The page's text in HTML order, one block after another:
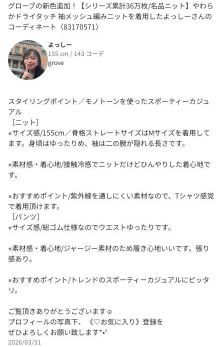
グローブの新色追加！【シリーズ累計36万枚/名品ニット】やわら
かドライタッチ 袖メッシュ編みニットを着用したよっしーさんの
コーディネート（83170571）
よっしー
155 cm / 143 コーデ
grove
スタイリングポイント／モノトーンを使ったスポーティーカジュ
アル
［ニット］
⭐︎サイズ感/155cm／骨格ストレートサイズはMサイズを着用して
ます。身頃はゆったりめ、袖は二の腕が隠れる長さです。
⭐︎素材感・着心地/接触冷感でニットだけどひんやりした着心地で
す。
⭐︎おすすめポイント/紫外線を通しにくい素材なので、Tシャツ感覚
で着用頂けます。
［パンツ］
⭐︎サイズ感/総ゴム仕様なのでウエストゆったりです。
⭐︎素材感・着心地/ジャージー素材のため履き心地いいです。張り
感あり。
⭐︎おすすめポイント/トレンドのスポーティーカジュアルにピッタ
リ。
ご覧頂きありがとうございます☺︎
プロフィールの写真下、 ｟♡お気に入り｠登録を
ぜひよろしくお願い致します*•°
2026/03/31